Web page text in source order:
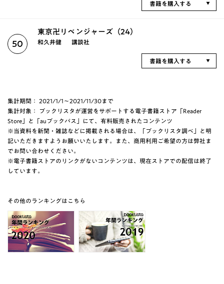
書籍を購入する
50
東京卍リベンジャーズ（24）
和久井健 講談社
書籍を購入する
集計期間： 2021/1/1～2021/11/30まで
集計対象： ブックリスタが運営をサポートする電子書籍ストア「Reader
Store」と「auブックパス」にて、有料販売されたコンテンツ
※当資料を新聞・雑誌などに掲載される場合は、「ブックリスタ調べ」と明
記いただきますようお願いいたします。また、商用利用ご希望の方は弊社ま
でお問い合わせください。
※電子書籍ストアのリンクがないコンテンツは、現在ストアでの配信は終了
しています。
その他のランキングはこちら